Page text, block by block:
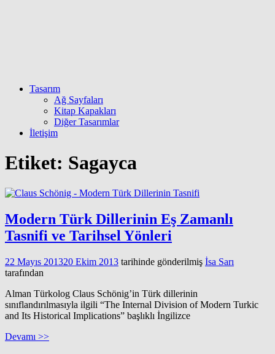
Tasarım
Ağ Sayfaları
Kitap Kapakları
Diğer Tasarımlar
İletişim
Etiket: Sagayca
Modern Türk Dillerinin Eş Zamanlı
Tasnifi ve Tarihsel Yönleri
22 Mayıs 201320 Ekim 2013 tarihinde gönderilmiş İsa Sarı
tarafından
Alman Türkolog Claus Schönig’in Türk dillerinin
sınıflandırılmasıyla ilgili “The Internal Division of Modern Turkic
and Its Historical Implications” başlıklı İngilizce
Devamı >>